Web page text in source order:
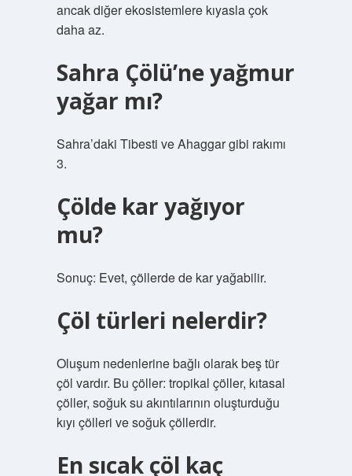
ancak diğer ekosistemlere kıyasla çok
daha az.
Sahra Çölü’ne yağmur
yağar mı?
Sahra’daki Tibesti ve Ahaggar gibi rakımı
3.
Çölde kar yağıyor
mu?
Sonuç: Evet, çöllerde de kar yağabilir.
Çöl türleri nelerdir?
Oluşum nedenlerine bağlı olarak beş tür
çöl vardır. Bu çöller: tropikal çöller, kıtasal
çöller, soğuk su akıntılarının oluşturduğu
kıyı çölleri ve soğuk çöllerdir.
En sıcak çöl kaç